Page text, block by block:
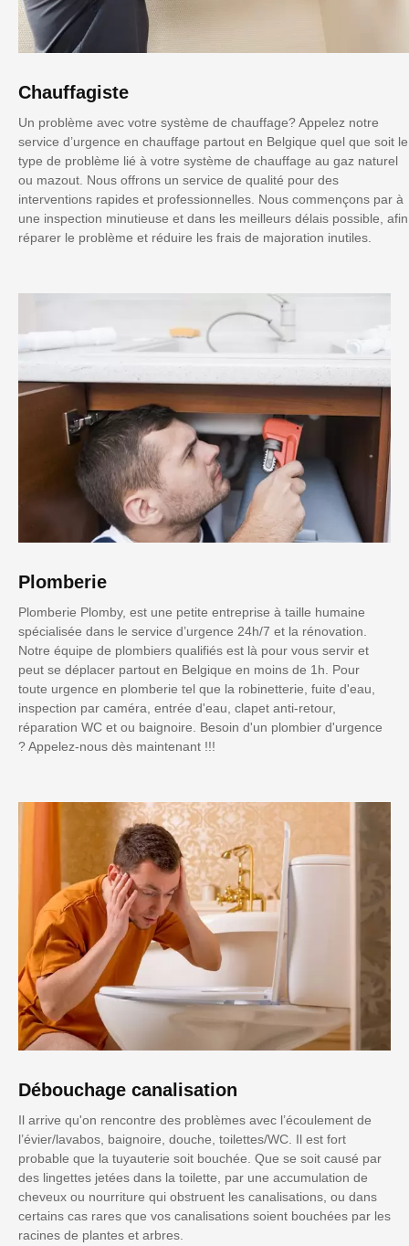
Chauffagiste
Un problème avec votre système de chauffage? Appelez notre
service d’urgence en chauffage partout en Belgique quel que soit le
type de problème lié à votre système de chauffage au gaz naturel
ou mazout. Nous offrons un service de qualité pour des
interventions rapides et professionnelles. Nous commençons par à
une inspection minutieuse et dans les meilleurs délais possible, afin
réparer le problème et réduire les frais de majoration inutiles.
Plomberie
Plomberie Plomby, est une petite entreprise à taille humaine
spécialisée dans le service d’urgence 24h/7 et la rénovation.
Notre équipe de plombiers qualifiés est là pour vous servir et
peut se déplacer partout en Belgique en moins de 1h. Pour
toute urgence en plomberie tel que la robinetterie, fuite d'eau,
inspection par caméra, entrée d'eau, clapet anti-retour,
réparation WC et ou baignoire. Besoin d'un plombier d'urgence
? Appelez-nous dès maintenant !!!
Débouchage canalisation
Il arrive qu'on rencontre des problèmes avec l’écoulement de
l’évier/lavabos, baignoire, douche, toilettes/WC. Il est fort
probable que la tuyauterie soit bouchée. Que se soit causé par
des lingettes jetées dans la toilette, par une accumulation de
cheveux ou nourriture qui obstruent les canalisations, ou dans
certains cas rares que vos canalisations soient bouchées par les
racines de plantes et arbres.